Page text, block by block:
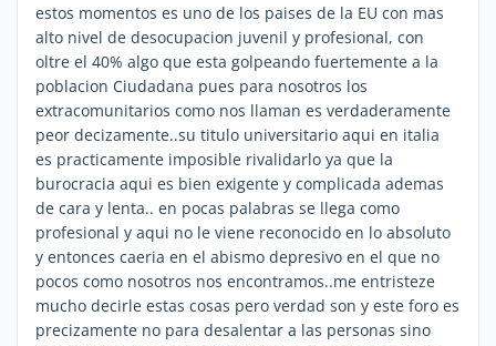
estos momentos es uno de los paises de la EU con mas
alto nivel de desocupacion juvenil y profesional, con
oltre el 40% algo que esta golpeando fuertemente a la
poblacion Ciudadana pues para nosotros los
extracomunitarios como nos llaman es verdaderamente
peor decizamente..su titulo universitario aqui en italia
es practicamente imposible rivalidarlo ya que la
burocracia aqui es bien exigente y complicada ademas
de cara y lenta.. en pocas palabras se llega como
profesional y aqui no le viene reconocido en lo absoluto
y entonces caeria en el abismo depresivo en el que no
pocos como nosotros nos encontramos..me entristeze
mucho decirle estas cosas pero verdad son y este foro es
precizamente no para desalentar a las personas sino